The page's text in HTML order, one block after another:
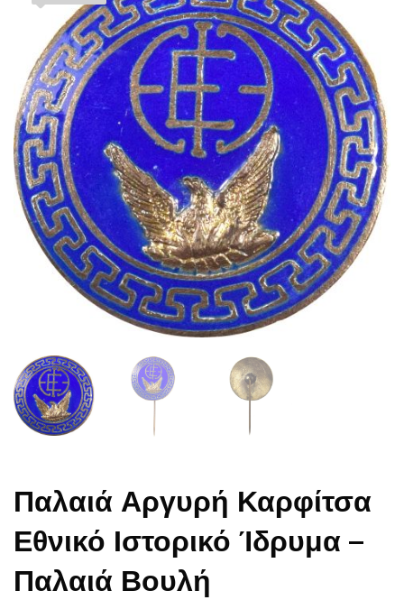
Παλαιά Αργυρή Καρφίτσα
Εθνικό Ιστορικό Ίδρυμα –
Παλαιά Βουλή